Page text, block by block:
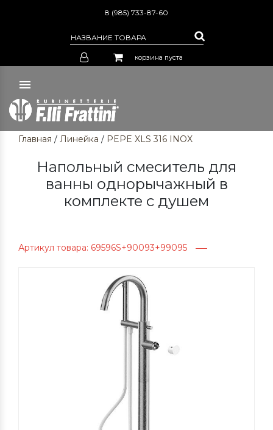
8 (985) 733-87-60
корзина пуста
Главная / Линейка / PEPE XLS 316 INOX
Напольный смеситель для
ванны однорычажный в
комплекте с душем
Артикул товара: 69596S+90093+99095